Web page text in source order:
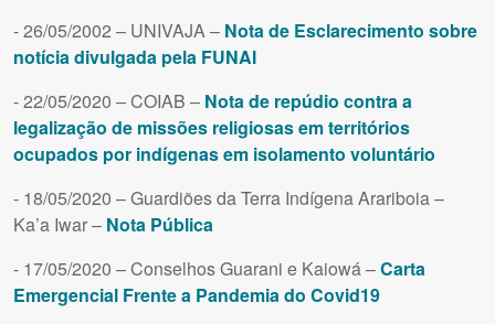
- 26/05/2002 – UNIVAJA – Nota de Esclarecimento sobre
notícia divulgada pela FUNAI
- 22/05/2020 – COIAB – Nota de repúdio contra a
legalização de missões religiosas em territórios
ocupados por indígenas em isolamento voluntário
- 18/05/2020 – Guardiões da Terra Indígena Arariboia –
Ka’a Iwar – Nota Pública
- 17/05/2020 – Conselhos Guarani e Kaiowá –Carta
Emergencial Frente a Pandemia do Covid19